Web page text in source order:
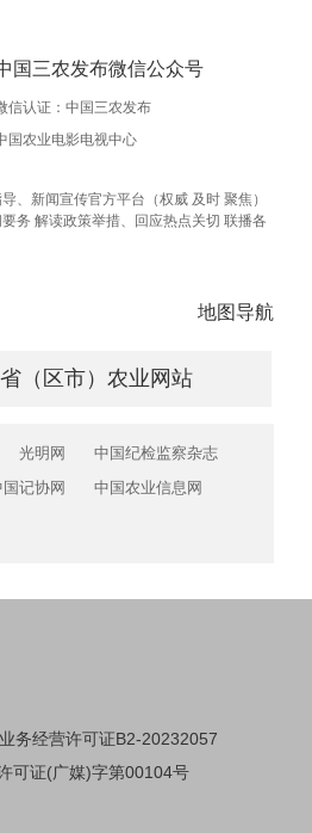
国三农发布微信公众号
信认证：中国三农发布
国农业电影电视中心
、新闻宣传官方平台（权威 及时 聚焦）
务 解读政策举措、回应热点关切 联播各
地图导航
（区市）农业网站
光明网
中国纪检监察杂志
国记协网
中国农业信息网
务经营许可证B2-20232057
可证(广媒)字第00104号